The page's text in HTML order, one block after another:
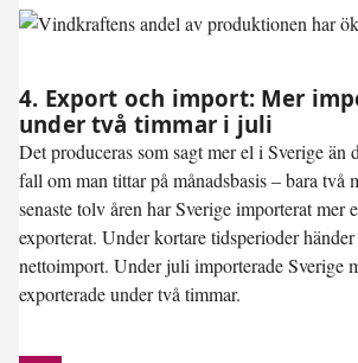
4. Export och import: Mer
under två timmar i juli
Det produceras som sagt mer el i Sverige än
fall om man tittar på månadsbasis – bara två
senaste tolv åren har Sverige importerat mer
exporterat. Under kortare tidsperioder
nettoimport. Under juli importerade Sverige
exporterade undertvå timmar.